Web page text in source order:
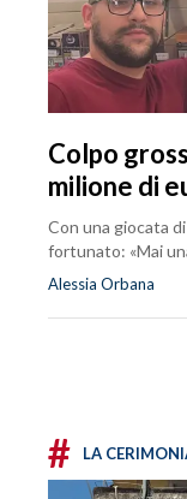
Colpo
milione di
Con una giocata
fortunato: «Mai
Alessia Orbana
# LA